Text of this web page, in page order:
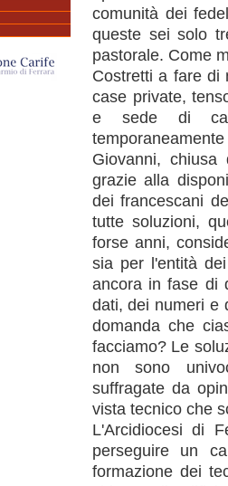
comunità dei
queste sei solo
pastorale. Come
Costretti a fare di
case private,
e sede di
Giovanni,
grazie alla
dei francescani
tutte soluzioni,
forse anni,
sia per l'entità
ancora in fase di
dati, dei numeri e
domandache
facciamo? Le
non sono
suffragate da
vista tecnico che
L'Arcidiocesi di
perseguire un
formazione dei